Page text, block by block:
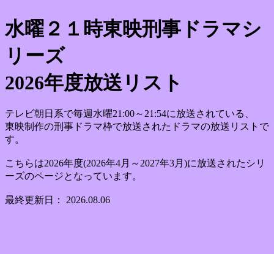
水曜２１時東映刑事ドラマシ
リーズ
2026年度放送リスト
テレビ朝日系で毎週水曜21:00～21:54に放送されている、
東映制作の刑事ドラマ枠で放送されたドラマの放送リストで
す。
こちらは2026年度(2026年4月～2027年3月)に放送されたシリ
ーズのページとなっています。
最終更新日： 2026.08.06